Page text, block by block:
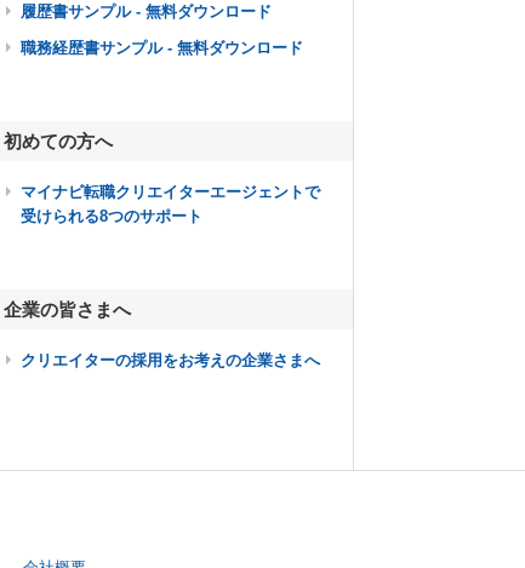
履歴書サンプル - 無料ダウンロード
職務経歴書サンプル - 無料ダウンロード
初めての方へ
マイナビ転職クリエイターエージェントで
受けられる8つのサポート
企業の皆さまへ
クリエイターの採用をお考えの企業さまへ